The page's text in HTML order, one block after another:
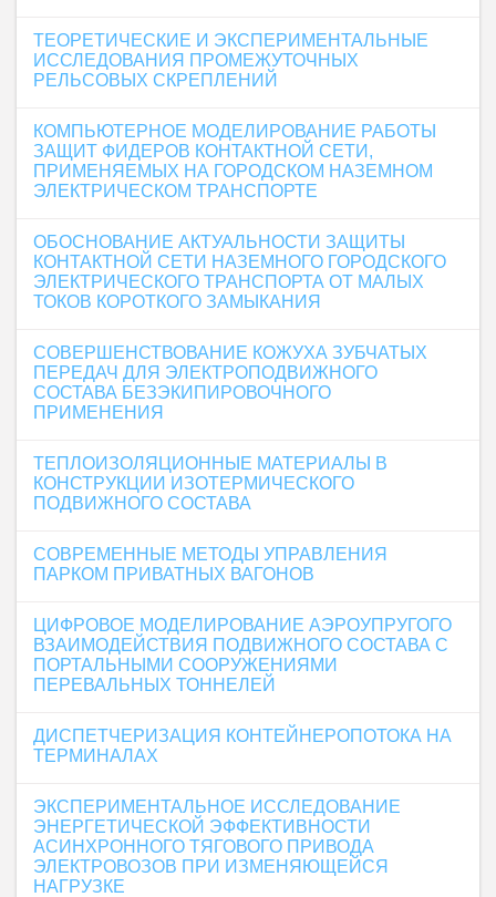
ТЕОРЕТИЧЕСКИЕ И ЭКСПЕРИМЕНТАЛЬНЫЕ
ИССЛЕДОВАНИЯ ПРОМЕЖУТОЧНЫХ
РЕЛЬСОВЫХ СКРЕПЛЕНИЙ
КОМПЬЮТЕРНОЕ МОДЕЛИРОВАНИЕ РАБОТЫ
ЗАЩИТ ФИДЕРОВ КОНТАКТНОЙ СЕТИ,
ПРИМЕНЯЕМЫХ НА ГОРОДСКОМ НАЗЕМНОМ
ЭЛЕКТРИЧЕСКОМ ТРАНСПОРТЕ
ОБОСНОВАНИЕ АКТУАЛЬНОСТИ ЗАЩИТЫ
КОНТАКТНОЙ СЕТИ НАЗЕМНОГО ГОРОДСКОГО
ЭЛЕКТРИЧЕСКОГО ТРАНСПОРТА ОТ МАЛЫХ
ТОКОВ КОРОТКОГО ЗАМЫКАНИЯ
СОВЕРШЕНСТВОВАНИЕ КОЖУХА ЗУБЧАТЫХ
ПЕРЕДАЧ ДЛЯ ЭЛЕКТРОПОДВИЖНОГО
СОСТАВА БЕЗЭКИПИРОВОЧНОГО
ПРИМЕНЕНИЯ
ТЕПЛОИЗОЛЯЦИОННЫЕ МАТЕРИАЛЫ В
КОНСТРУКЦИИ ИЗОТЕРМИЧЕСКОГО
ПОДВИЖНОГО СОСТАВА
СОВРЕМЕННЫЕ МЕТОДЫ УПРАВЛЕНИЯ
ПАРКОМ ПРИВАТНЫХ ВАГОНОВ
ЦИФРОВОЕ МОДЕЛИРОВАНИЕ АЭРОУПРУГОГО
ВЗАИМОДЕЙСТВИЯ ПОДВИЖНОГО СОСТАВА С
ПОРТАЛЬНЫМИ СООРУЖЕНИЯМИ
ПЕРЕВАЛЬНЫХ ТОННЕЛЕЙ
ДИСПЕТЧЕРИЗАЦИЯ КОНТЕЙНЕРОПОТОКА НА
ТЕРМИНАЛАХ
ЭКСПЕРИМЕНТАЛЬНОЕ ИССЛЕДОВАНИЕ
ЭНЕРГЕТИЧЕСКОЙ ЭФФЕКТИВНОСТИ
АСИНХРОННОГО ТЯГОВОГО ПРИВОДА
ЭЛЕКТРОВОЗОВ ПРИ ИЗМЕНЯЮЩЕЙСЯ
НАГРУЗКЕ